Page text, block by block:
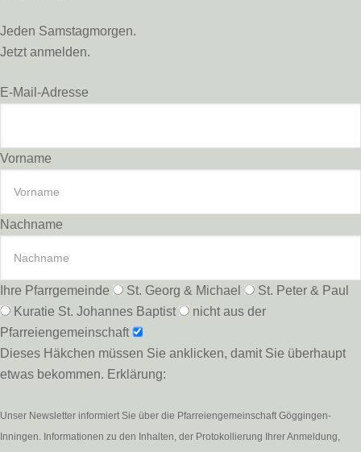
Jeden Samstagmorgen.
Jetzt anmelden.
E-Mail-Adresse
Vorname
Nachname
Ihre Pfarrgemeinde St. Georg & Michael
St. Peter & Paul
Kuratie St. Johannes Baptist
nicht aus der
Pfarreiengemeinschaft
Dieses Häkchen müssen Sie anklicken, damit Sie überhaupt
etwas bekommen. Erklärung:
Unser Newsletter informiert Sie über die Pfarreiengemeinschaft Göggingen-
Inningen. Informationen zu den Inhalten, der Protokollierung Ihrer Anmeldung,